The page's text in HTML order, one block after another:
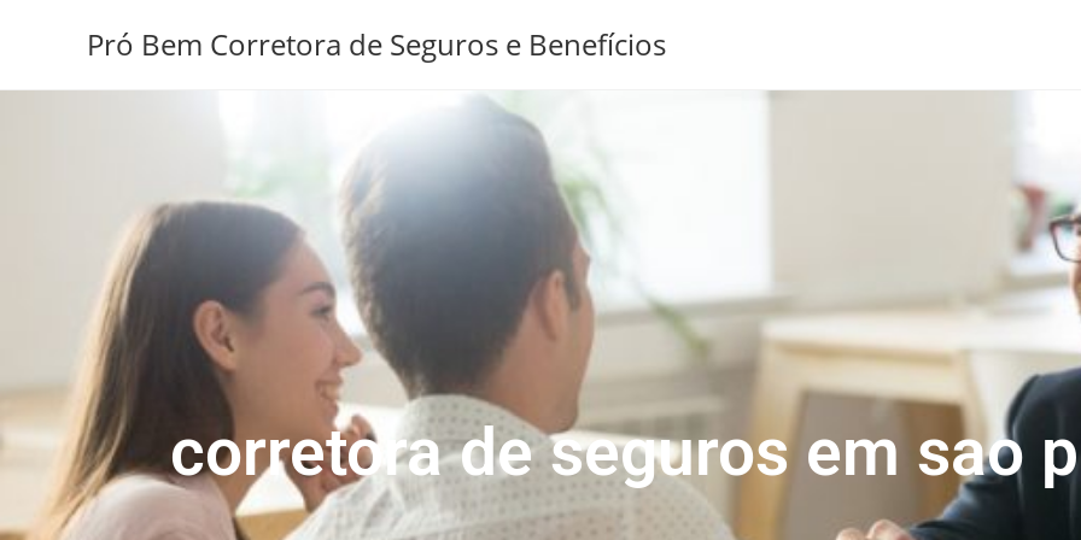
Pró Bem Corretora de Seguros e Benefícios
corretora de seguros em sao